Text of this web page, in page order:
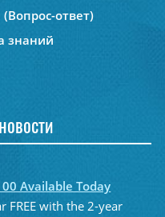
(Вопрос-ответ)
знаний
Available Today
FREE with the 2-year